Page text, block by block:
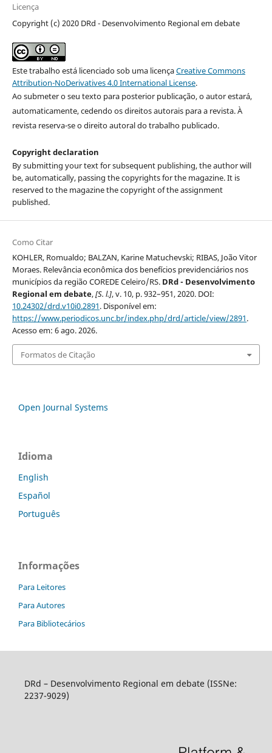
Licença
Copyright (c) 2020 DRd - Desenvolvimento Regional em debate
Este trabalho está licenciado sob uma licençaCreative Commons
Attribution-NoDerivatives 4.0 International License.
Ao submeter o seu texto para posterior publicação, o autor estará,
automaticamente, cedendo os direitos autorais para a revista. À
revista reserva-se o direito autoral do trabalho publicado.
Copyright declaration
By submitting your text for subsequent publishing, the author will
be, automatically, passing the copyrights for the magazine. It is
reserved to the magazine the copyright of the assignment
published.
Como Citar
KOHLER, Romualdo; BALZAN, Karine Matuchevski; RIBAS, João Vitor
Moraes. Relevância econômica dos benefícios previdenciários nos
municípios da região COREDE Celeiro/RS. DRd - Desenvolvimento
Regional em debate,[S. l.], v. 10, p. 932–951, 2020. DOI:
10.24302/drd.v10i0.2891. Disponível em:
https://www.periodicos.unc.br/index.php/drd/article/view/2891.
Acesso em: 6 ago. 2026.
Formatos de Citação
Open Journal Systems
Idioma
English
Español
Português
Informações
Para Leitores
Para Autores
Para Bibliotecários
DRd – Desenvolvimento Regional em debate (ISSNe:
2237-9029)